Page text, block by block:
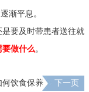
渐平息。
要及时带患者送往就
要做什么。
何饮食保养 下一页